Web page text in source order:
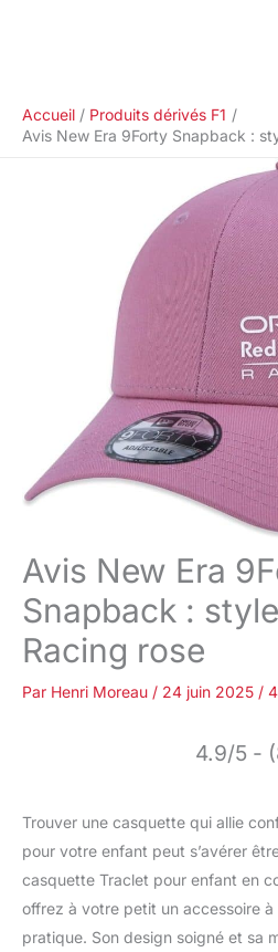
Accueil
Produits dérivés F1
Avis New Era 9Forty Snapback :
Avis New Era
Snapback :
Racing rose
Par Henri Moreau / 24 juin 2025 /
4.9/5 -
Trouver une casquette qui allie
pour votre enfant peut s’avérer
casquette Traclet pour enfant en
offrez à votre petit un accessoire
pratique. Son design soigné et sa